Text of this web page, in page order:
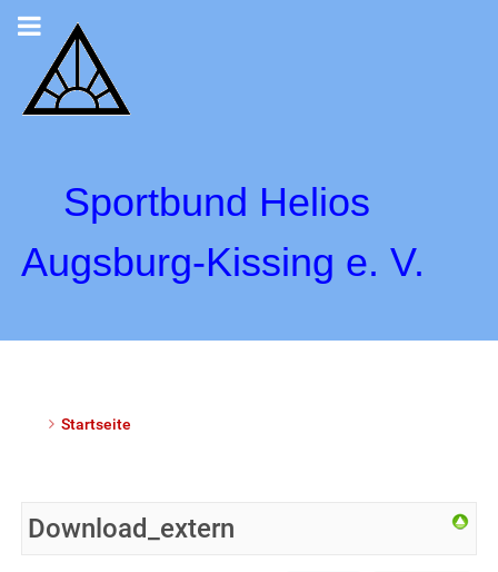
Sportbund Helios
Augsburg-Kissing e. V.
Startseite
Download_extern